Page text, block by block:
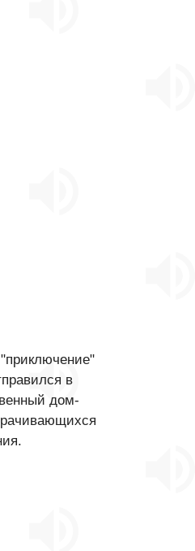
в
дом-